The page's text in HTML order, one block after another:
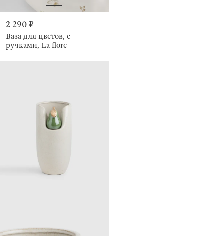
2 290 ₽
Ваза для цветов, с
ручками, La flore